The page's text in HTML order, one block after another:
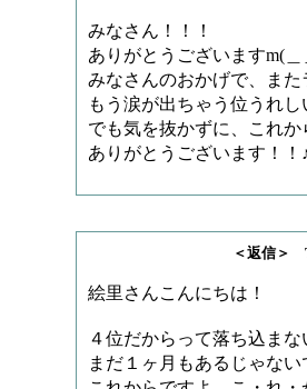
みなさん！！！
ありがとうございますm(
みなさんのおかげで、ま
もう涙が出ちゃう位うれ
でも気を抜かずに、これ
ありがとうございます！！
＜返信＞
絵里さんこんにちは！
４位だからって落ち込ま
まだ１ヶ月もあるじゃな